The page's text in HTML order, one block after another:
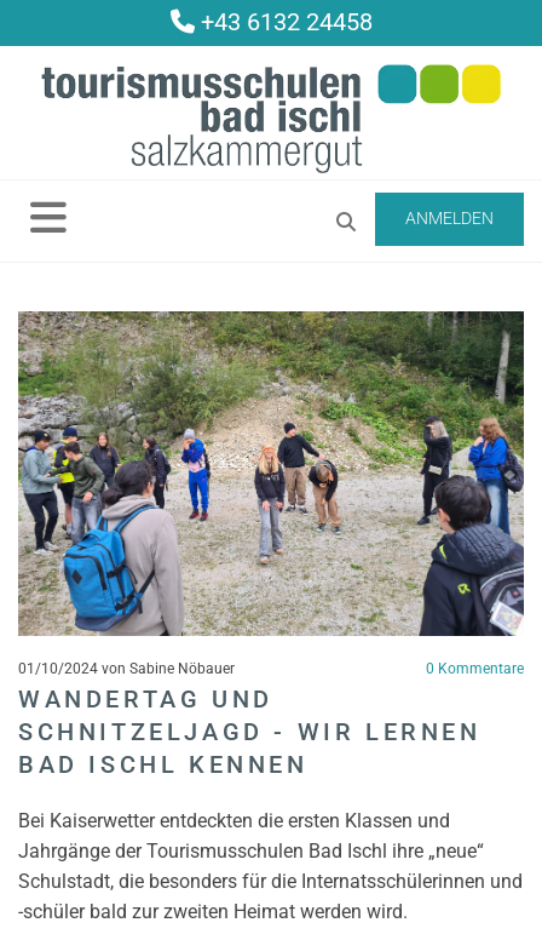
+43 6132 24458
ANMELDEN
01/10/2024 von Sabine Nöbauer 0 Kommentare
WANDERTAG UND
SCHNITZELJAGD - WIR LERNEN
BAD ISCHL KENNEN
Bei Kaiserwetter entdeckten die ersten Klassen und
Jahrgänge der Tourismusschulen Bad Ischl ihre „neue“
Schulstadt, die besonders für die Internatsschülerinnen und
-schüler bald zur zweiten Heimat werden wird.